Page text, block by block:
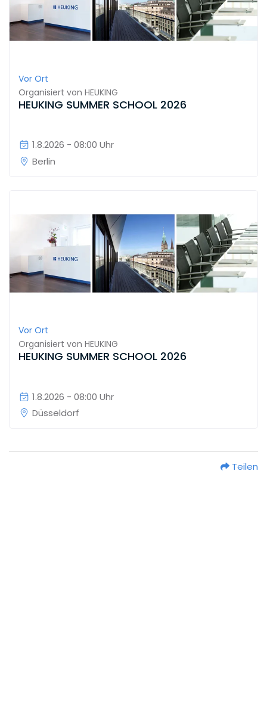
Vor Ort
Organisiert von HEUKING
HEUKING SUMMER SCHOOL 2026
1.8.2026 - 08:00 Uhr
Berlin
Vor Ort
Organisiert von HEUKING
HEUKING SUMMER SCHOOL 2026
1.8.2026 - 08:00 Uhr
Düsseldorf
Teilen